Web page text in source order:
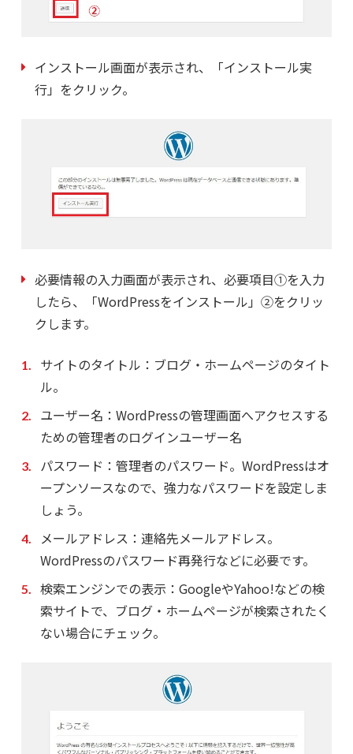
インストール画面が表示され、「インストール実
行」をクリック。
必要情報の入力画面が表示され、必要項目①を入力
したら、「WordPressをインストール」②をクリッ
クします。
サイトのタイトル：ブログ・ホームページのタイト
ル。
ユーザー名：WordPressの管理画面へアクセスする
ための管理者のログインユーザー名
パスワード：管理者のパスワード。WordPressはオ
ープンソースなので、強力なパスワードを設定しま
しょう。
メールアドレス：連絡先メールアドレス。
WordPressのパスワード再発行などに必要です。
検索エンジンでの表示：GoogleやYahoo!などの検
索サイトで、ブログ・ホームページが検索されたく
ない場合にチェック。